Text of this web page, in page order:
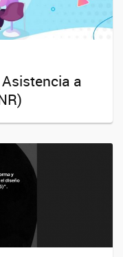
a